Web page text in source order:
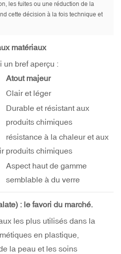
les fuites ou une réduction de la
cette décision à la fois technique et
matériaux
un bref aperçu :
Atout majeur
Clair et léger
Durable et résistant aux
produits chimiques
résistance à la chaleur et aux
produits chimiques
Aspect haut de gamme
semblable à du verre
: le favori du marché.
les plus utilisés dans la
en plastique,
la peau et les soins